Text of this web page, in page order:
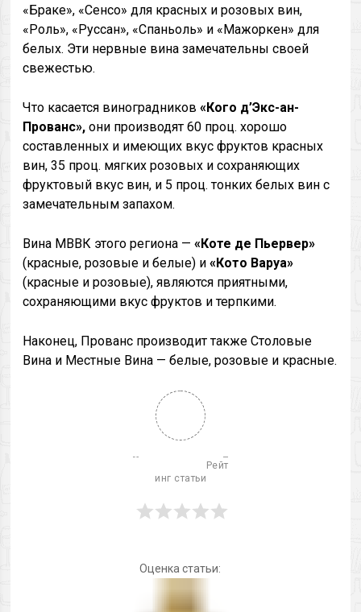
«Браке», «Сенсо» для красных и розовых вин,
«Роль», «Руссан», «Спаньоль» и «Мажоркен» для
белых. Эти нервные вина замечательны своей
свежестью.
Что касается виноградников«Кого д’Экс-ан-
Прованс», они производят 60 проц. хорошо
составленных и имеющих вкус фруктов красных
вин, 35 проц. мягких розовых и сохраняющих
фруктовый вкус вин, и 5 проц. тонких белых вин с
замечательным запахом.
Вина МВВК этого региона —«Коте де Пьервер»
(красные, розовые и белые) и«Кото Варуа»
(красные и розовые), являются приятными,
сохраняющими вкус фруктов и терпкими.
Наконец, Прованс производит также Столовые
Вина и Местные Вина — белые, розовые и красные.
инг статьи
Оценка статьи: